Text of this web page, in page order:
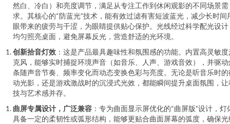
然白、冷白）和亮度调节，满足从专注工作到休闲观影的不同场景需
求。其核心的“防蓝光”技术，能有效过滤有害短波蓝光，减少长时间
眼带来的疲劳与干涩，为眼睛提供贴心保护。光线经过科学配光设计
均匀照亮桌面，避免屏幕反光，营造舒适的光环境。
创新拾音灯效 ：这是产品最具趣味性和氛围感的功能。内置高灵敏度
克风，能够实时捕捉环境声音（如音乐、人声、游戏音效），并驱动
条随声音节奏、频率变化而动态变换色彩与亮度。无论是听音乐时的
动光影，还是游戏激战时的沉浸式光效，都能瞬间提升桌面氛围，让
技与艺术感并存。
曲屏专属设计，广泛兼容 ：专为曲面显示屏优化的“曲屏版”设计，灯
具备一定的柔韧性或弧形结构，能够更贴合曲面屏幕的弧度，确保光